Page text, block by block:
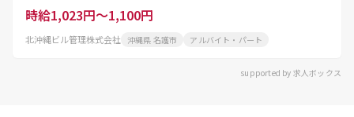
時給1,023円～1,100円
北沖縄ビル管理株式会社 沖縄県 名護市 アルバイト・パート
supported by 求人ボックス